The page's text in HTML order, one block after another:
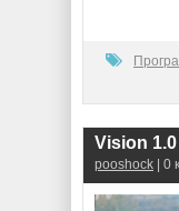
Vision
pooshock | 0